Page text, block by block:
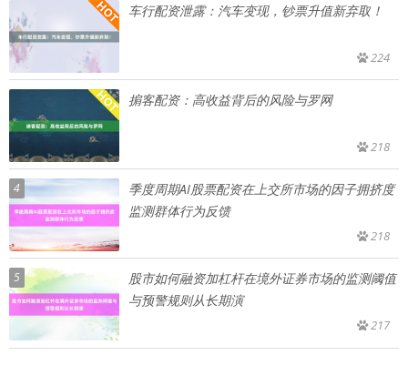
车行配资泄露：汽车变现，钞票升值新弃取！
224
掮客配资：高收益背后的风险与罗网
218
4
季度周期AI股票配资在上交所市场的因子拥挤度
监测群体行为反馈
218
5
股市如何融资加杠杆在境外证券市场的监测阈值
与预警规则从长期演
217